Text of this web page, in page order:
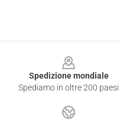
Spedizione mondiale
Spediamo in oltre 200 paesi